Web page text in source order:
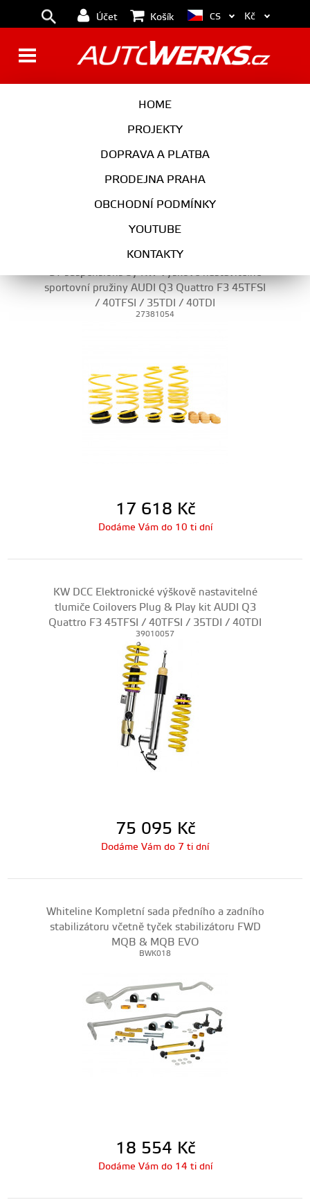
Účet Košík
HOME
PROJEKTY
DOPRAVA A PLATBA
PRODEJNA PRAHA
OBCHODNÍ PODMÍNKY
YOUTUBE
KONTAKTY
CS Kč
PODVOZEK
ST suspensions by KW Výškově nastavitelné
sportovní pružiny AUDI Q3 Quattro F3 45TFSI
/ 40TFSI / 35TDI / 40TDI
27381054
17 618 Kč
Dodáme Vám do 10 ti dní
KW DCC Elektronické výškově nastavitelné
tlumiče Coilovers Plug & Play kit AUDI Q3
Quattro F3 45TFSI / 40TFSI / 35TDI / 40TDI
39010057
75 095 Kč
Dodáme Vám do 7 ti dní
Whiteline Kompletní sada předního a zadního
stabilizátoru včetně tyček stabilizátoru FWD
MQB & MQB EVO
BWK018
18 554 Kč
Dodáme Vám do 14 ti dní